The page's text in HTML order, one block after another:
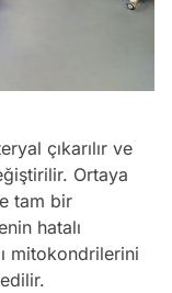
çıkarılır ve
Ortaya
tam bir
hatalı
mitokondrilerini